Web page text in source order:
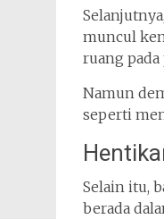
muncul
ruang pada
Namun
seperti
Selain itu,
berada